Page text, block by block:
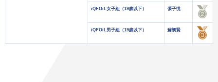
iQFOiL女子組（19歲以下） 張子悅
iQFOiL男子組（19歲以下） 蘇朗賢